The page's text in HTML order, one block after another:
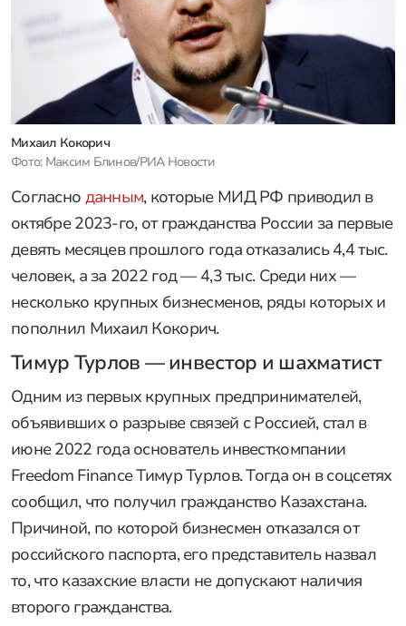
Михаил Кокорич
Фото: Максим Блинов/РИА Новости
Согласно данным, которые МИД РФ приводил в
октябре 2023-го, от гражданства России за первые
девять месяцев прошлого года отказались 4,4 тыс.
человек, а за 2022 год — 4,3 тыс. Среди них —
несколько крупных бизнесменов, ряды которых и
пополнил Михаил Кокорич.
Тимур Турлов — инвестор и шахматист
Одним из первых крупных предпринимателей,
объявивших о разрыве связей с Россией, стал в
июне 2022 года основатель инвесткомпании
Freedom Finance Тимур Турлов. Тогда он в соцсетях
сообщил, что получил гражданство Казахстана.
Причиной, по которой бизнесмен отказался от
российского паспорта, его представитель назвал
то, что казахские власти не допускают наличия
второго гражданства.